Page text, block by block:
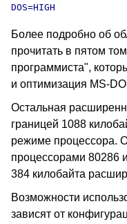
DOS=HIGH
Более подробно об
прочитать в пятом
программиста",
и оптимизация MS-
Остальная
границей 1088
режиме процессора.
процессорами 80286
384 килобайта
Возможности
зависят от